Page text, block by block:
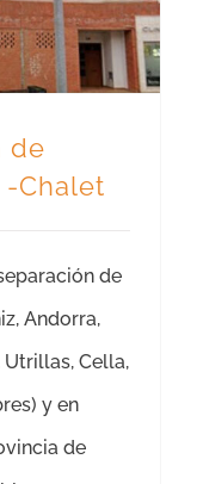
de
-Chalet
de
Andorra,
Utrillas, Cella,
y en
de